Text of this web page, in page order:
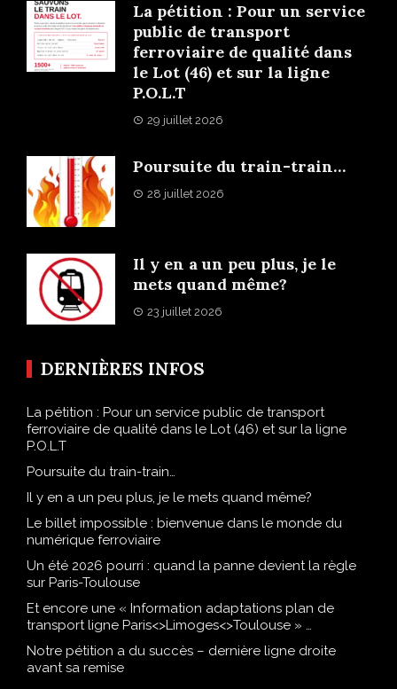
La pétition : Pour un service
public de transport
ferroviaire de qualité dans
le Lot (46) et sur la ligne
P.O.L.T
29 juillet 2026
Poursuite du train-train…
28 juillet 2026
Il y en a un peu plus, je le
mets quand même?
23 juillet 2026
DERNIÈRES INFOS
La pétition : Pour un service public de transport
ferroviaire de qualité dans le Lot (46) et sur la ligne
P.O.L.T
Poursuite du train-train…
Il y en a un peu plus, je le mets quand même?
Le billet impossible : bienvenue dans le monde du
numérique ferroviaire
Un été 2026 pourri : quand la panne devient la règle
sur Paris-Toulouse
Et encore une « Information adaptations plan de
transport ligne Paris<>Limoges<>Toulouse » …
Notre pétition a du succès – dernière ligne droite
avant sa remise